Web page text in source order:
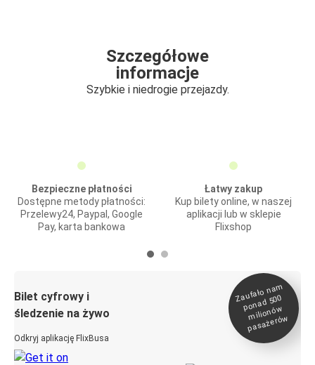
Szczegółowe
informacje
Szybkie i niedrogie przejazdy.
Bezpieczne płatności
Dostępne metody płatności:
Przelewy24, Paypal, Google
Pay, karta bankowa
Łatwy zakup
Kup bilety online, w naszej
aplikacji lub w sklepie
Flixshop
Bilet cyfrowy i
śledzenie na żywo
Odkryj aplikację FlixBusa
Zaufało na
m
ponad 500
milionó
w
pasażeró
w